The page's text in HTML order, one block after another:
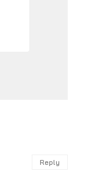
Reply